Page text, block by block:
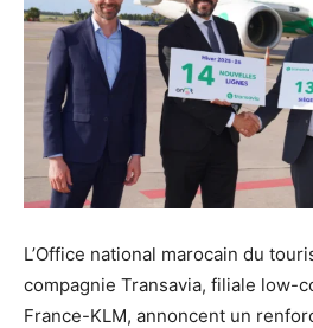
L’Office national marocain du
compagnie Transavia, filiale low-
France-KLM, annoncent un